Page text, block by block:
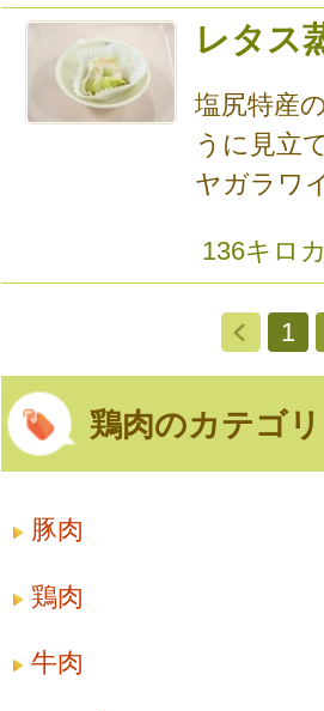
レタス
塩尻特産
うに見立
ヤガラワ
136キロ
1
鶏肉のカテゴリ
豚肉
鶏肉
牛肉